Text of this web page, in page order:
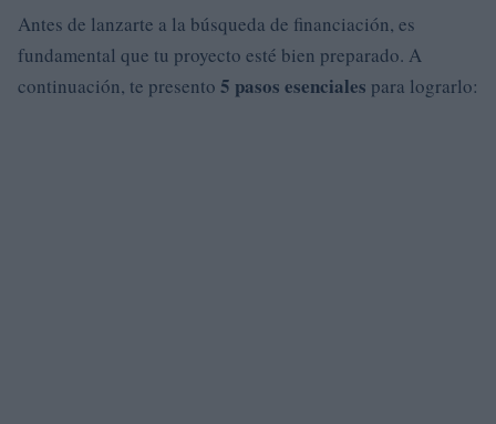
Antes de lanzarte a la búsqueda de financiación, es
fundamental que tu proyecto esté bien preparado. A
continuación, te presento 5 pasos esenciales para lograrlo: